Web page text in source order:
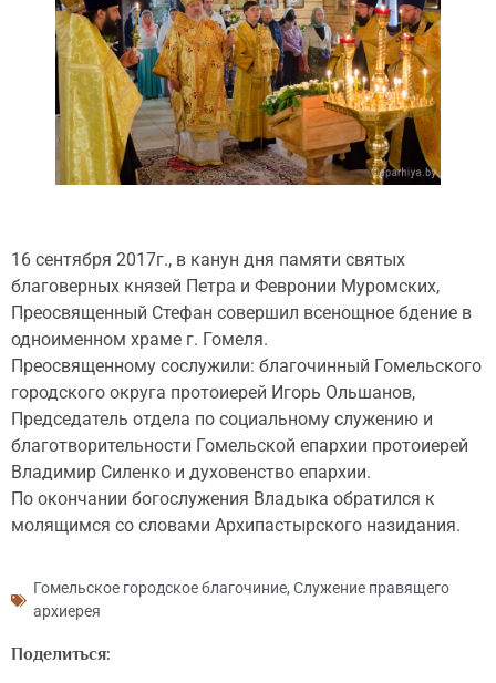
16 сентября 2017г., в канун дня памяти святых
благоверных князей Петра и Февронии Муромских,
Преосвященный Стефан совершил всенощное бдение в
одноименном храме г. Гомеля.
Преосвященному сослужили: благочинный Гомельского
городского округа протоиерей Игорь Ольшанов,
Председатель отдела по социальному служению и
благотворительности Гомельской епархии протоиерей
Владимир Силенко и духовенство епархии.
По окончании богослужения Владыка обратился к
молящимся со словами Архипастырского назидания.
Гомельское городское благочиние, Служение правящего
архиерея
Поделиться: